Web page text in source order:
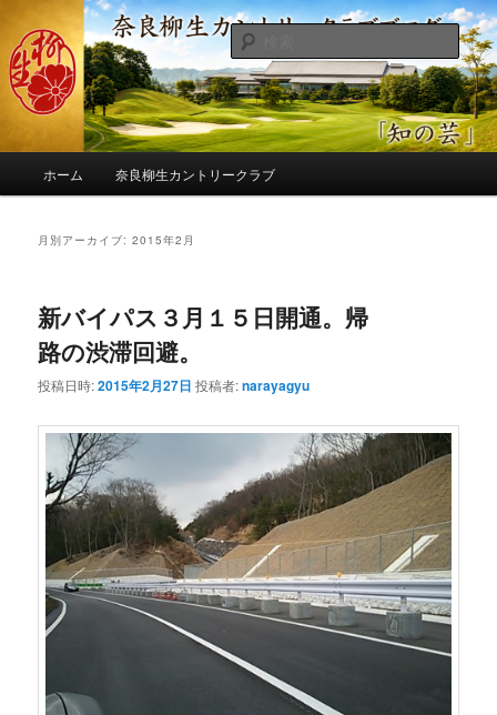
ン
コ
ン
へ
コ
ン
ツ
移
奈良柳生カントリークラブ総支配人
ブログ
季節の話題、クラブの出来事、コースの改修・更新作業、ゴルフに関する随
筆、喜怒哀楽などを気まぐれに発信します。
検
索
ホーム 奈良柳生カントリークラブ
月別アーカイブ:2015年2月
新バイパス３月１５日開通。帰
路の渋滞回避。
投稿日時:2015年2月27日 投稿者:narayagyu